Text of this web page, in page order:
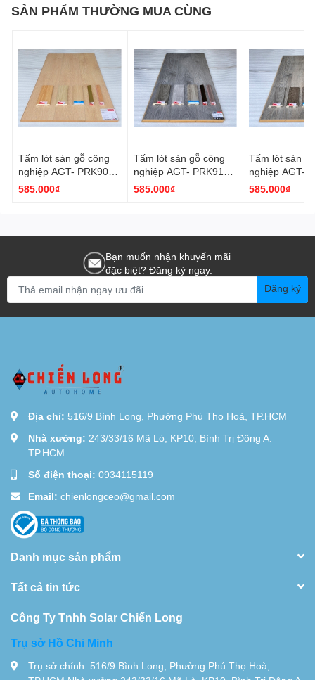
SẢN PHẨM THƯỜNG MUA CÙNG
Tấm lót sàn gỗ công
nghiệp AGT- PRK907
(12mm) - Nhập khẩu
585.000₫
Tấm lót sàn gỗ công
nghiệp AGT- PRK911
(12mm) - Nhập khẩu
585.000₫
Tấm lót sàn
nghiệp AGT-
(12mm) -
585.000₫
Bạn muốn nhận khuyến mãi
đặc biệt? Đăng ký ngay.
Đăng ký
Địa chỉ: 516/9 Bình Long, Phường Phú Thọ Hoà, TP.HCM
Nhà xưởng: 243/33/16 Mã Lò, KP10, Bình Trị Đông A.
TP.HCM
Số điện thoại: 0934115119
Email: chienlongceo@gmail.com
Danh mục sản phẩm
Tất cả tin tức
Công Ty Tnhh Solar Chiến Long
Trụ sở Hồ Chi Minh
Trụ sở chính: 516/9 Bình Long, Phường Phú Thọ Hoà,